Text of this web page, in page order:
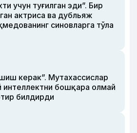
учун туғилган эди”. Бир
актриса ва дубльяж
синовларга тўла
керак”. Мутахассислар
интеллектни бошқара олмай
билдирди